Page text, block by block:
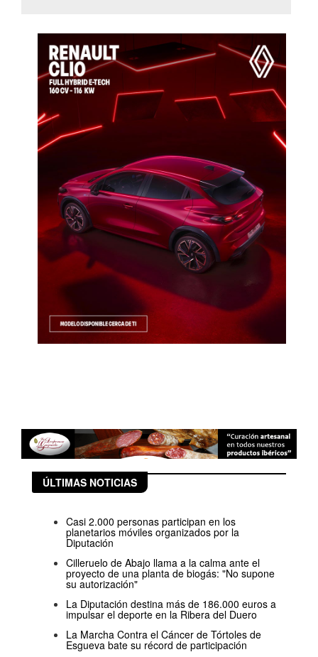
ÚLTIMAS NOTICIAS
Casi 2.000 personas participan en los
planetarios móviles organizados por la
Diputación
Cilleruelo de Abajo llama a la calma ante el
proyecto de una planta de biogás: "No supone
su autorización"
La Diputación destina más de 186.000 euros a
impulsar el deporte en la Ribera del Duero
La Marcha Contra el Cáncer de Tórtoles de
Esgueva bate su récord de participación